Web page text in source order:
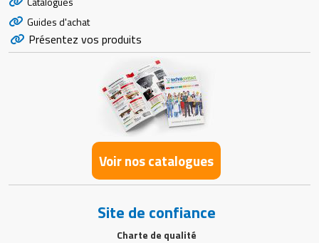
Guides d'achat
Présentez vos produits
Voir nos catalogues
Site de confiance
Charte de qualité